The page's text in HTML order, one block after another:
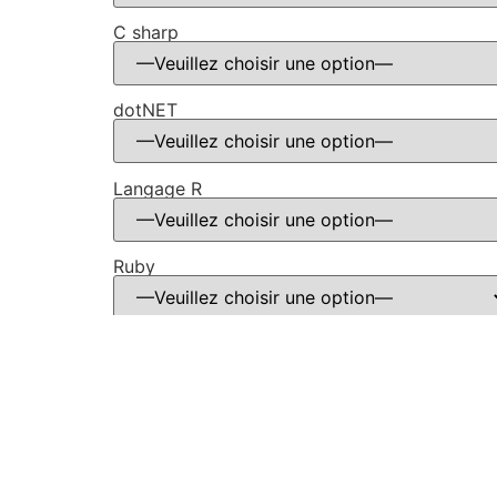
C sharp
dotNET
Langage R
Ruby